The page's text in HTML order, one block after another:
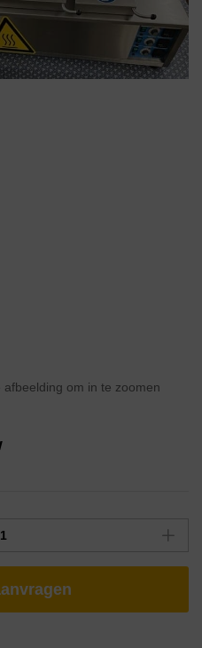
afbeelding om in te zoomen